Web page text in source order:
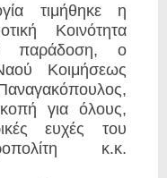
τιμήθηκε η
Κοινότητα
παράδοση, ο
Κοιμήσεως
για όλους,
ευχές του
κ.κ.